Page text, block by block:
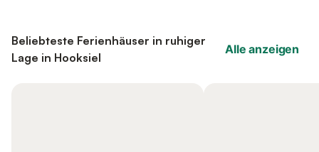
Beliebteste Ferienhäuser in ruhiger
Lage in Hooksiel
Alle anzeigen